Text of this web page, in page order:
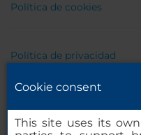
Política de cookies
Política de privacidad
Cookie consent
This site uses its